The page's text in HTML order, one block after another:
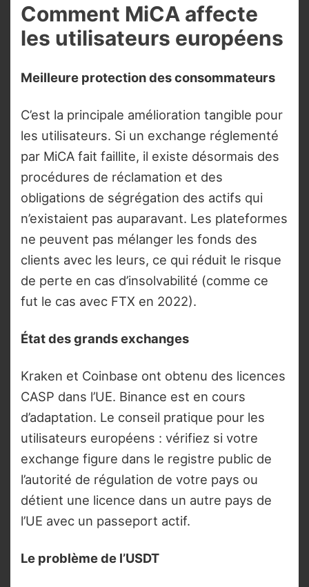
Comment MiCA affecte
les utilisateurs européens
Meilleure protection des consommateurs
C’est la principale amélioration tangible pour
les utilisateurs. Si un exchange réglementé
par MiCA fait faillite, il existe désormais des
procédures de réclamation et des
obligations de ségrégation des actifs qui
n’existaient pas auparavant. Les plateformes
ne peuvent pas mélanger les fonds des
clients avec les leurs, ce qui réduit le risque
de perte en cas d’insolvabilité (comme ce
fut le cas avec FTX en 2022).
État des grands exchanges
Kraken et Coinbase ont obtenu des licences
CASP dans l’UE. Binance est en cours
d’adaptation. Le conseil pratique pour les
utilisateurs européens : vérifiez si votre
exchange figure dans le registre public de
l’autorité de régulation de votre pays ou
détient une licence dans un autre pays de
l’UE avec un passeport actif.
Le problème de l’USDT